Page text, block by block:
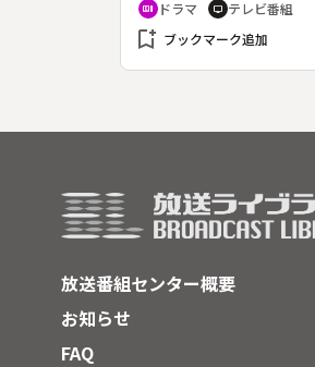
た。ダンプはそのまま走
が、約２キロ先で現行犯
知らされなかった。納得
００１年１２月２１日、
域で不審船発見の通報を
した不審船は、突然攻撃
recent_actors ドラマ tv テレビ番組
bookmark_add ブックマーク追加
放送番組センター概要
お知らせ
FAQ